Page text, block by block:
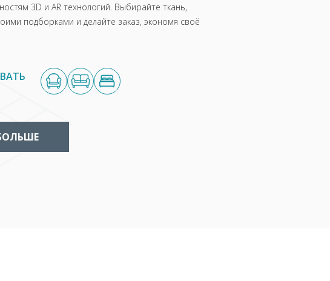
3D и AR технологий. Выбирайте ткань,
подборками и делайте заказ, экономя своё